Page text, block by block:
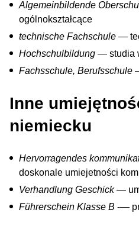
Algemeinbildende
ogólnokształcące
technische Fachschule —
Hochschulbildung — studia
Fachsschule, Berufsschule
Inne
niemiecku
Hervorragendes
doskonale umiejetności
Verhandlung Geschick—
Führerschein Klasse B -—